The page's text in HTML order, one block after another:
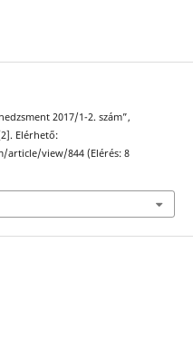
2017/1-2. szám”,
Elérhető:
view/844 (Elérés: 8